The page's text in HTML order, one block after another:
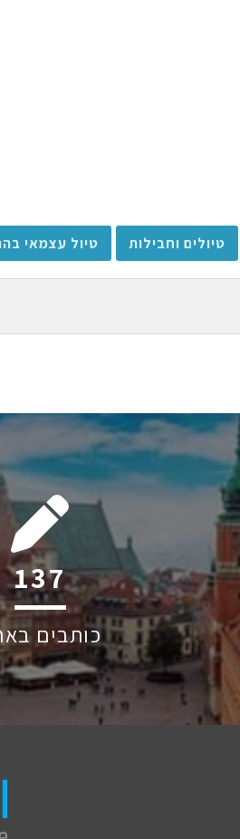
טיולים וחבילות טיול עצמאי
204
כותבים